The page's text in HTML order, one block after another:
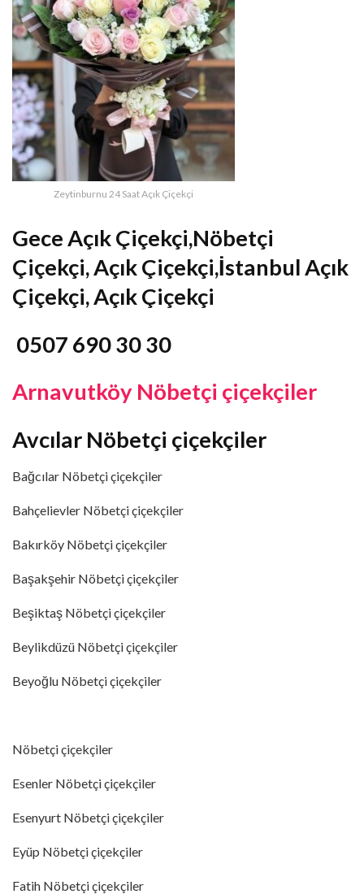
Zeytinburnu 24 Saat Açık Çiçekçi
Gece Açık Çiçekçi,Nöbetçi
Çiçekçi, Açık Çiçekçi,İstanbul Açık
Çiçekçi, Açık Çiçekçi
0507 690 30 30
Arnavutköy Nöbetçi çiçekçiler
Avcılar Nöbetçi çiçekçiler
Bağcılar Nöbetçi çiçekçiler
Bahçelievler Nöbetçi çiçekçiler
Bakırköy Nöbetçi çiçekçiler
Başakşehir Nöbetçi çiçekçiler
Beşiktaş Nöbetçi çiçekçiler
Beylikdüzü Nöbetçi çiçekçiler
Beyoğlu Nöbetçi çiçekçiler
Nöbetçi çiçekçiler
Esenler Nöbetçi çiçekçiler
Esenyurt Nöbetçi çiçekçiler
Eyüp Nöbetçi çiçekçiler
Fatih Nöbetçi çiçekçiler